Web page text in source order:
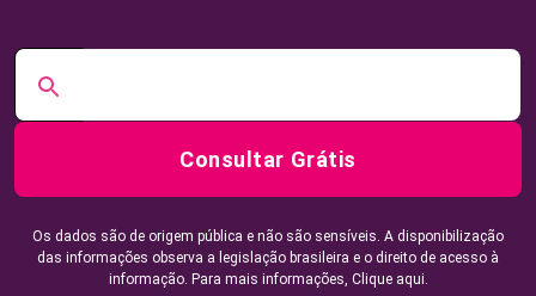
Consultar Grátis
Os dados são de origem pública e não são sensíveis. A disponibilização
das informações observa a legislação brasileira e o direito de acesso à
informação. Para mais informações, Clique aqui.